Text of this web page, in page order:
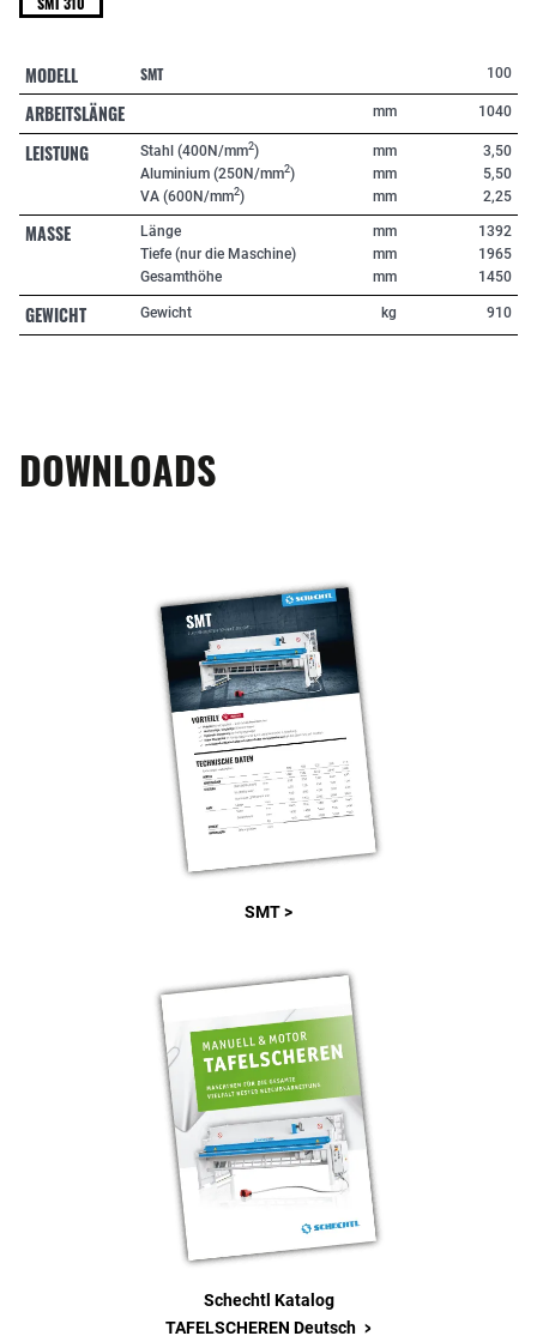
MODELL SMT 100
ARBEITSLÄNGE mm 1040
LEISTUNG Stahl (400N/mm2)
Aluminium (250N/mm2)
VA (600N/mm2)
mm
mm
mm
3,50
5,50
2,25
MASSE
Länge
Tiefe (nur die Maschine)
Gesamthöhe
mm
mm
mm
1392
1965
1450
GEWICHT Gewicht kg 910
DOWNLOADS
SMT >
Schechtl Katalog
TAFELSCHEREN Deutsch >